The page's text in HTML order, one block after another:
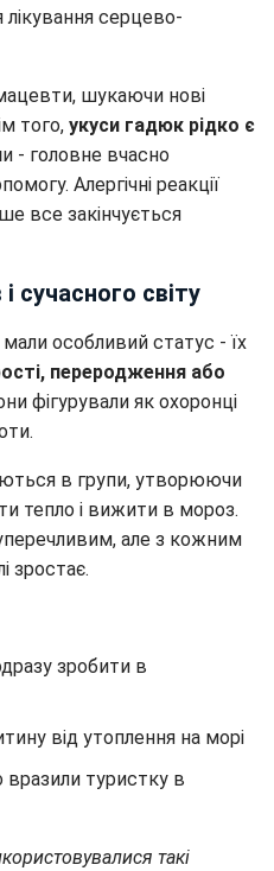
лікування серцево-
шукаючи нові
того, укуси гадюк рідко є
и - головне вчасно
Алергічні реакції
все закінчується
сучасного світу
особливий статус - їх
переродження або
фігурували як охоронці
в групи, утворюючи
тепло і вижити в мороз.
але з кожним
зростає.
зробити в
від утоплення на морі
туристку в
такі